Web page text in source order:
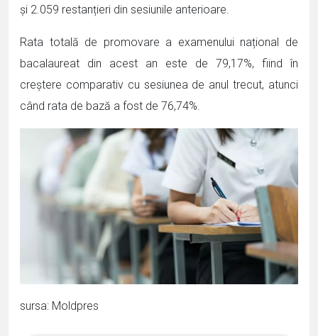
și 2.059 restanțieri din sesiunile anterioare.
Rata totală de promovare a examenului național de
bacalaureat din acest an este de 79,17%, fiind în
creștere comparativ cu sesiunea de anul trecut, atunci
când rata de bază a fost de 76,74%.
sursa: Moldpres